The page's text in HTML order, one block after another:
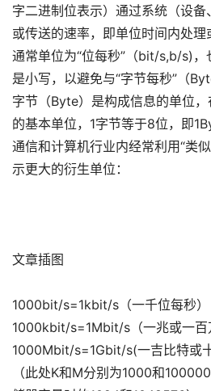
字二进制位表示）通过系统（设
或传送的速率，即单位时间内处理
通常单位为“位每秒”（bit/s,b/s)，
是小写，以避免与“字节每秒”（
字节（Byte）是构成信息的单位
的基本单位，1字节等于8位，即
通信和计算机行业内经常利用“类
示更大的衍生单位：
文章插图
1000bit/s=1kbit/s（一千位每秒）
1000kbit/s=1Mbit/s（一兆或一百
1000Mbit/s=1Gbit/s(一吉比特或
（此处K和M分别为1000和